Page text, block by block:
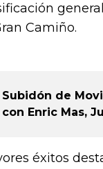
Camiño.
Subidón de
con Enric Mas,
éxitos